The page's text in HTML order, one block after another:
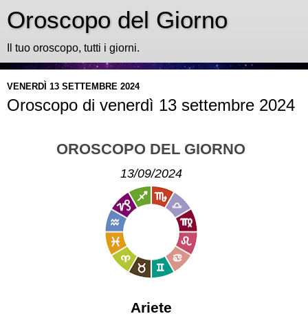
Oroscopo del Giorno
Il tuo oroscopo, tutti i giorni.
VENERDÌ 13 SETTEMBRE 2024
Oroscopo di venerdì 13 settembre 2024
OROSCOPO DEL GIORNO
13/09/2024
Ariete